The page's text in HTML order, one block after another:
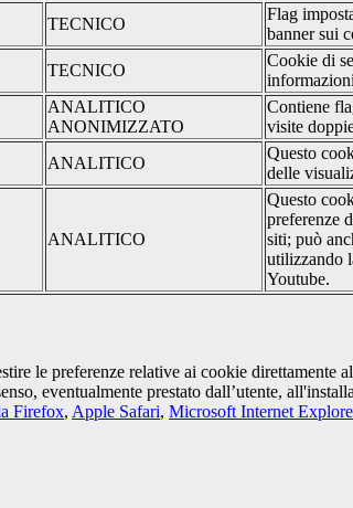
TECNICO
Flag
banner sui
TECNICO
Cookie di
ANALITICO
ANONIMIZZATO
Contiene
visite
ANALITICO
Questo
delle
ANALITICO
Questo
preferenze
siti; può
utilizzando
Youtube.
le preferenze relative ai cookie
eventualmente prestato dall’utente,
Firefox, Apple Safari, Microsoft Internet